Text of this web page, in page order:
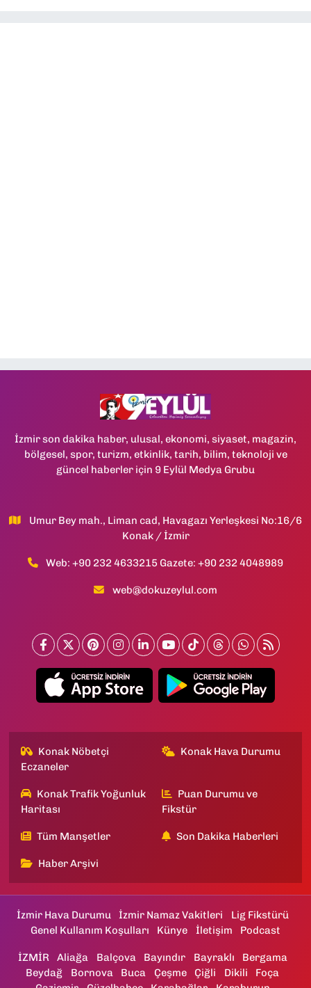
İzmir son dakika haber, ulusal, ekonomi, siyaset, magazin,
bölgesel, spor, turizm, etkinlik, tarih, bilim, teknoloji ve
güncel haberler için 9 Eylül Medya Grubu
Umur Bey mah., Liman cad, Havagazı Yerleşkesi No:16/6
Konak / İzmir
Web: +90 232 4633215 Gazete: +90 232 4048989
web@dokuzeylul.com
Konak Nöbetçi
Eczaneler
Konak Hava Durumu
Konak Trafik Yoğunluk
Haritası
Puan Durumu ve
Fikstür
Tüm Manşetler Son Dakika Haberleri
Haber Arşivi
İzmir Hava Durumu İzmir Namaz Vakitleri
Lig Fikstürü
Genel Kullanım Koşulları
Künye İletişim Podcast
İZMİR Aliağa Balçova Bayındır Bayraklı
Bergama
Beydağ
Bornova Buca Çeşme Çiğli Dikili
Foça